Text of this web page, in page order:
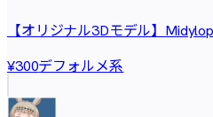
【オリジナル3Dモデル】
¥300デフォルメ系